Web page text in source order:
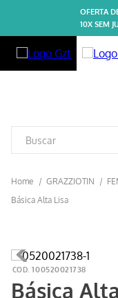
OFERTA
10X SEM
GRAZZIOTIN
Básica Alta Lisa
100520021738
Básica